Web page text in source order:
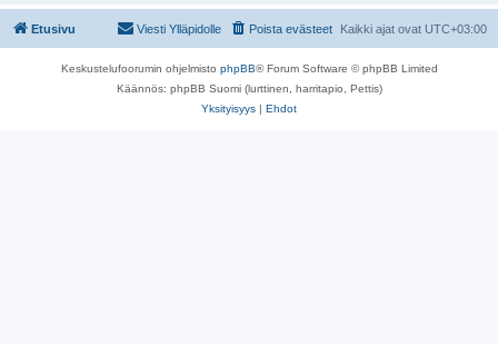
Etusivu Kaikki ajat ovat UTC+03:00
Poista evästeet
Viesti Ylläpidolle
Keskustelufoorumin ohjelmisto phpBB® Forum Software © phpBB Limited
Käännös: phpBB Suomi (lurttinen, harritapio, Pettis)
Yksityisyys | Ehdot